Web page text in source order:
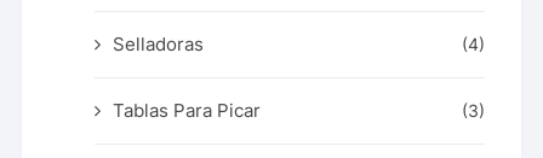
Selladoras (4)
Tablas Para Picar (3)